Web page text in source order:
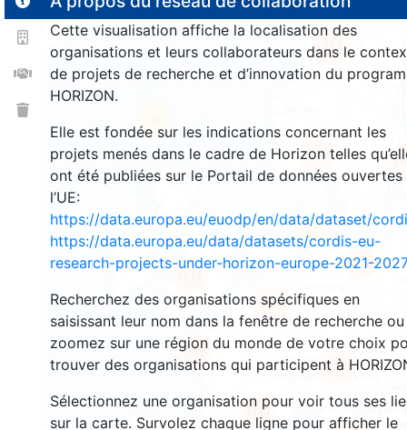
Cette visualisation affiche la localisation des
organisations et leurs collaborateurs dans le
de projets de recherche et d’innovation du
HORIZON.
Elle est fondée sur les indications concernant les
projets menés dans le cadre de Horizon telles
ont été publiées sur le Portail de données ouvertes
l’UE:
https://data.europa.eu/euodp/en/data/dataset/
https://data.europa.eu/data/datasets/cordis-eu-
research-projects-under-horizon-europe-2021-2027
Recherchez des organisations spécifiques en
saisissant leur nom dans la fenêtre de recherche ou
zoomez sur une région du monde de votre choix
trouver des organisations qui participent à
Sélectionnez une organisation pour voir tous ses
sur la carte. Survolez chaque ligne pour afficher le
87
152
1322
3558
520
11663
3933
8953